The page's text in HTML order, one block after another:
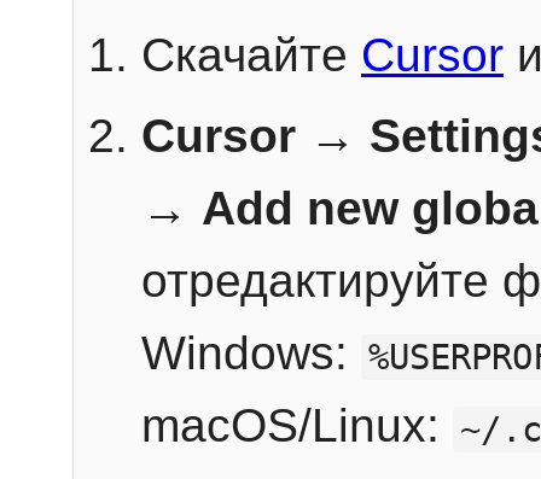
Скачайте Cursor
Cursor →
→ Add new
отредактируйте
Windows:
macOS/Linux: ~/